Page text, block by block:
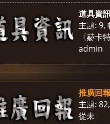
道具資
主題: 9,
〈赫卡
admin
推廣回
主題: 82
從未